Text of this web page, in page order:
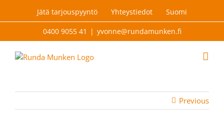
Jätä tarjouspyyntö Yhteystiedot Suomi
0400 9055 41 | yvonne@rundamunken.fi
Previous